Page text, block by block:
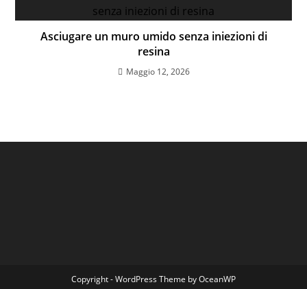
Asciugare un muro umido senza iniezioni di
resina
Maggio 12, 2026
Copyright - WordPress Theme by OceanWP